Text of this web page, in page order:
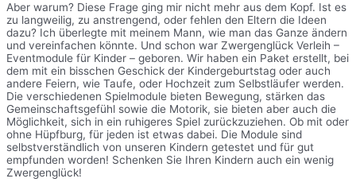
Aber warum? Diese Frage ging mir nicht mehr aus dem Kopf. Ist es
zu langweilig, zu anstrengend, oder fehlen den Eltern die Ideen
dazu? Ich überlegte mit meinem Mann, wie man das Ganze ändern
und vereinfachen könnte. Und schon war Zwergenglück Verleih –
Eventmodule für Kinder – geboren. Wir haben ein Paket erstellt, bei
dem mit ein bisschen Geschick der Kindergeburtstag oder auch
andere Feiern, wie Taufe, oder Hochzeit zum Selbstläufer werden.
Die verschiedenen Spielmodule bieten Bewegung, stärken das
Gemeinschaftsgefühl sowie die Motorik, sie bieten aber auch die
Möglichkeit, sich in ein ruhigeres Spiel zurückzuziehen. Ob mit oder
ohne Hüpfburg, für jeden ist etwas dabei. Die Module sind
selbstverständlich von unseren Kindern getestet und für gut
empfunden worden! Schenken Sie Ihren Kindern auch ein wenig
Zwergenglück!